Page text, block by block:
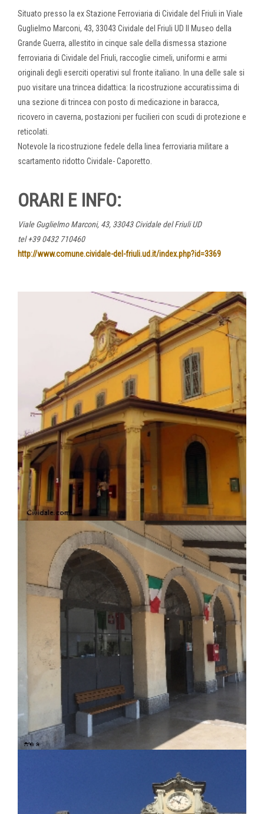
Situato presso la ex Stazione Ferroviaria di Cividale del Friuli in Viale
Guglielmo Marconi, 43, 33043 Cividale del Friuli UD Il Museo della
Grande Guerra, allestito in cinque sale della dismessa stazione
ferroviaria di Cividale del Friuli, raccoglie cimeli, uniformi e armi
originali degli eserciti operativi sul fronte italiano. In una delle sale si
puo visitare una trincea didattica: la ricostruzione accuratissima di
una sezione di trincea con posto di medicazione in baracca,
ricovero in caverna, postazioni per fucilieri con scudi di protezione e
reticolati.
Notevole la ricostruzione fedele della linea ferroviaria militare a
scartamento ridotto Cividale- Caporetto.
ORARI E INFO:
Viale Guglielmo Marconi, 43, 33043 Cividale del Friuli UD
tel +39 0432 710460
http://www.comune.cividale-del-friuli.ud.it/index.php?id=3369